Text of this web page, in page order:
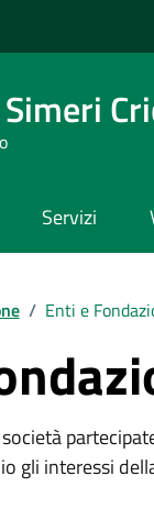
Servizi
/ Enti e
gli interessi